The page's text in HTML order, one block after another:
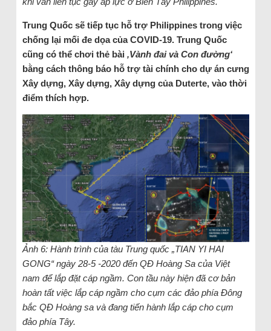
Trung Quốc sẽ tiếp tục hỗ trợ Philippines trong việc
chống lại mối đe dọa của COVID-19. Trung Quốc
cũng có thể chơi thẻ bài ‚Vành đai và Con đường‘
bằng cách thông báo hỗ trợ tài chính cho dự án cưng
Xây dựng, Xây dựng, Xây dựng của Duterte, vào thời
điểm thích hợp.
Ảnh 6: Hành trình của tàu Trung quốc „TIAN YI HAI
GONG“ ngày 28-5 -2020 đến QĐ Hoàng Sa của Việt
nam để lắp đặt cáp ngầm. Con tầu này hiện đã cơ bản
hoàn tất việc lắp cáp ngầm cho cụm các đảo phía Đông
bắc QĐ Hoàng sa và đang tiến hành lắp cáp cho cụm
đảo phía Tây.